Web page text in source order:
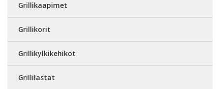
Grillikaapimet
Grillikorit
Grillikylkikehikot
Grillilastat